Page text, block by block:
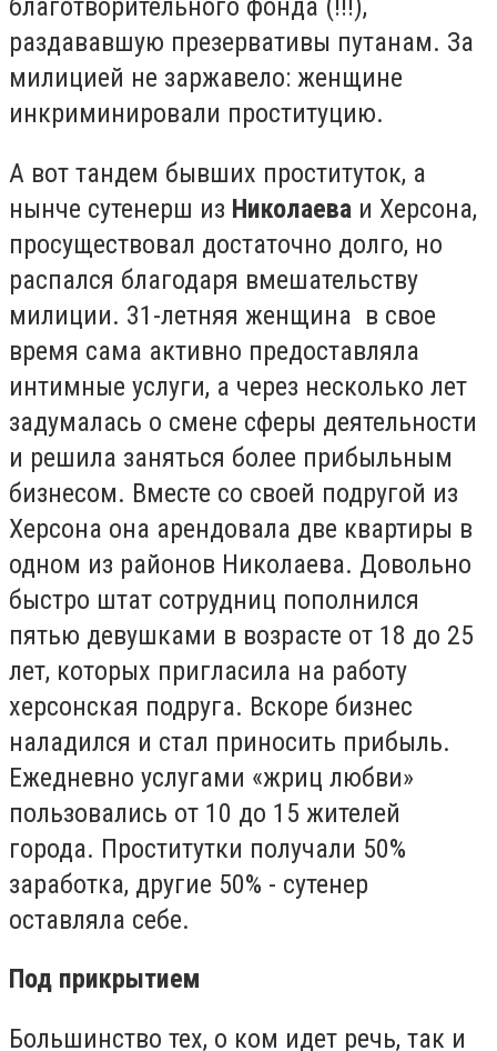
благотворительного фонда (!!!),
раздававшую презервативы путанам. За
милицией не заржавело: женщине
инкриминировали проституцию.
А вот тандем бывших проституток, а
нынче сутенерш из Николаева и Херсона,
просуществовал достаточно долго, но
распался благодаря вмешательству
милиции. 31-летняя женщина в свое
время сама активно предоставляла
интимные услуги, а через несколько лет
задумалась о смене сферы деятельности
и решила заняться более прибыльным
бизнесом. Вместе со своей подругой из
Херсона она арендовала две квартиры в
одном из районов Николаева. Довольно
быстро штат сотрудниц пополнился
пятью девушками в возрасте от 18 до 25
лет, которых пригласила на работу
херсонская подруга. Вскоре бизнес
наладился и стал приносить прибыль.
Ежедневно услугами «жриц любви»
пользовались от 10 до 15 жителей
города. Проститутки получали 50%
заработка, другие 50% - сутенер
оставляла себе.
Под прикрытием
Большинство тех, о ком идет речь, так и